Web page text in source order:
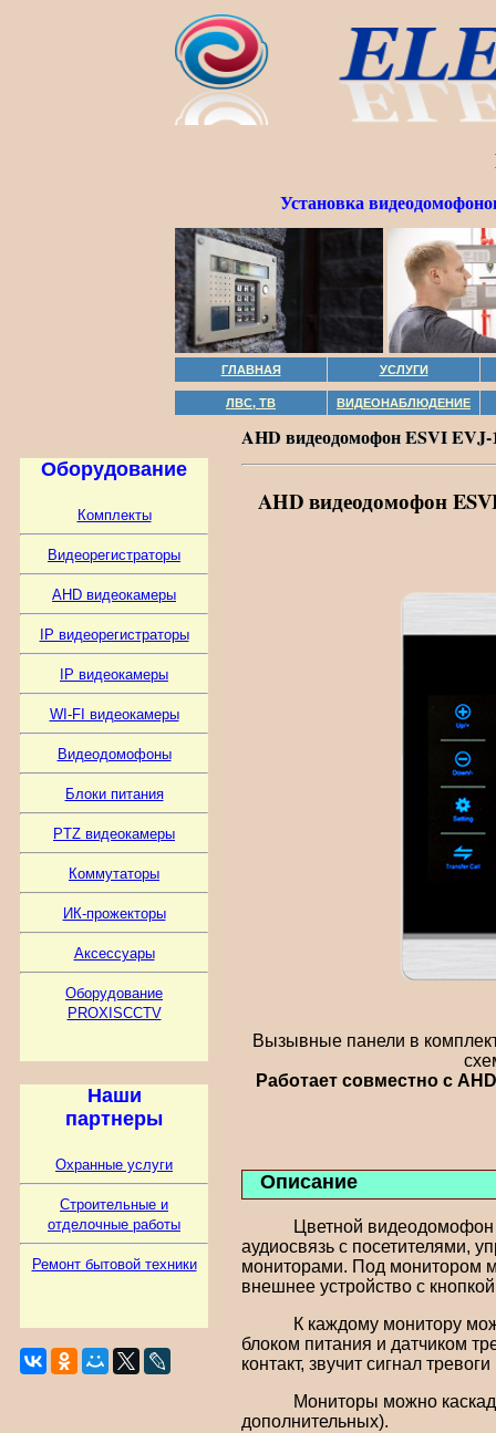
Установка
ГЛАВНАЯ УСЛУГИ
ЛВС, ТВ ВИДЕОНАБЛЮДЕНИЕ
Оборудование
Комплекты
Видеорегистраторы
AHD видеокамеры
IP видеорегистраторы
IP видеокамеры
WI-FI видеокамеры
Видеодомофоны
Блоки питания
PTZ видеокамеры
Коммутаторы
ИК-прожекторы
Аксессуары
Оборудование
PROXISCCTV
Наши
партнеры
Охранные услуги
Строительные и
отделочные работы
Ремонт бытовой техники
AHD видеодомофон ESVI
AHD видеодомофон
Вызывные панели в
Работает совместно с
Описание
Цветной видеодомофон
аудиосвязь с посетителями,
мониторами. Под монитором
внешнее устройство с
К каждому монитору
блоком питания и датчиком
контакт, звучит сигнал
Мониторы можно
дополнительных).